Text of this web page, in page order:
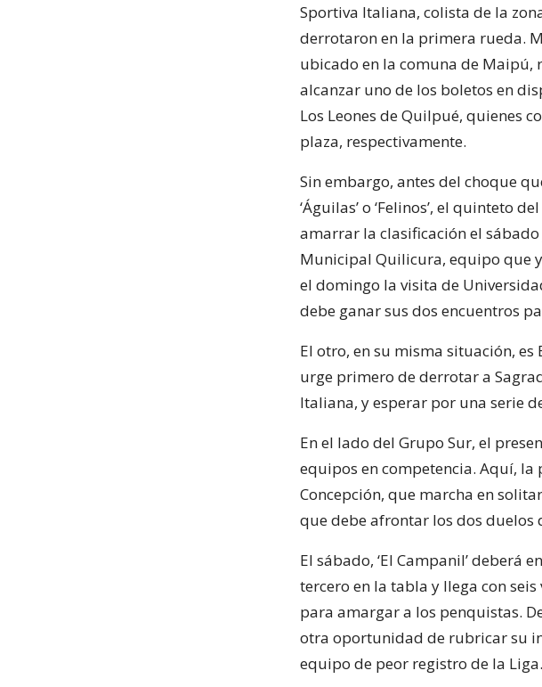
Sportiva Italiana, colista de la
derrotaron en la primera rueda.
ubicado en la comuna de
alcanzar uno de los boletos en
Los Leones de Quilpué, quienes
plaza, respectivamente.
Sin embargo, antes del choque
‘Águilas’ o ‘Felinos’, el quinteto
amarrar la clasificación el
Municipal Quilicura, equipo que
el domingo la visita de
debe ganar sus dos encuentros
El otro, en su misma situación, es
urge primero de derrotar a
Italiana, y esperar por una serie
En el lado del Grupo Sur, el
equipos en competencia. Aquí,
Concepción, que marcha en
que debe afrontar los dos duelos
El sábado, ‘El Campanil’ deberá
tercero en la tabla y llega con
para amargar a los penquistas.
otra oportunidad de rubricar su
equipo de peor registro de la Liga.